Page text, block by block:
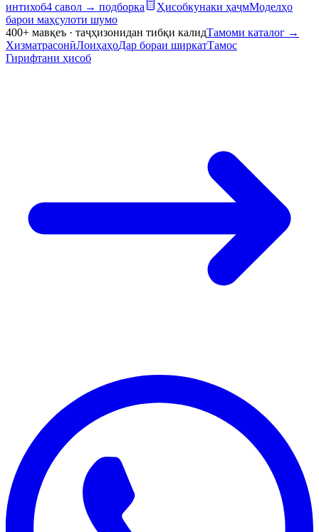
интихоб4 савол → подборка Ҳисобкунаки ҳаҷмМоделҳо
барои маҳсулоти шумо
400+ мавқеъ · таҷҳизонидан тибқи калидТамоми каталог →
ХизматрасонӣЛоиҳаҳоДар бораи ширкатТамос
Гирифтани ҳисоб